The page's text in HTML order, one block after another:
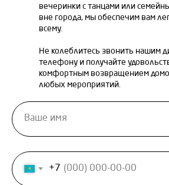
вечеринки с танцами или
вне города, мы обеспечим вам
всему.
Не колеблитесь звонить нашим
телефону и получайте
комфортным возвращением
любых мероприятий.
+7